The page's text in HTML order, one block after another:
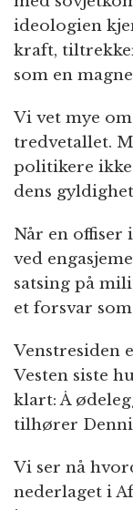
ideologien
kraft,
som en
Vi vet mye
tredvetallet.
politikere
dens
Når en offiser
ved
satsing på
et forsvar
Venstresiden
Vesten siste
klart: Å
tilhører
Vi ser nå
nederlaget i